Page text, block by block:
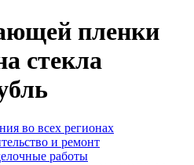
пленки
стекла
во всех регионах
и ремонт
работы